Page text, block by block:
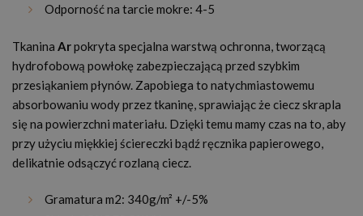
Odporność na tarcie mokre: 4-5
Tkanina Arpokryta specjalna warstwą ochronna, tworzącą
hydrofobową powłokę zabezpieczającą przed szybkim
przesiąkaniem płynów. Zapobiega to natychmiastowemu
absorbowaniu wody przez tkaninę, sprawiając że ciecz skrapla
się na powierzchni materiału. Dzięki temu mamy czas na to, aby
przy użyciu miękkiej ściereczki bądź ręcznika papierowego,
delikatnie odsączyć rozlaną ciecz.
Gramatura m2: 340g/m² +/-5%